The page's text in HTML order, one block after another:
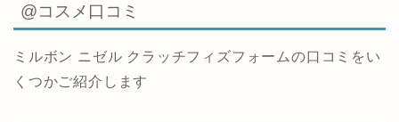
@コスメ口コミ
ミルボン ニゼル クラッチフィズフォームの口コミをい
くつかご紹介します